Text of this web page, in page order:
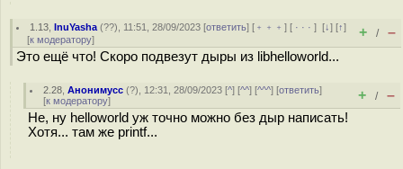
1.13 ,InuYasha (??), 11:51, 28/09/2023 [ответить] [ ﹢﹢﹢] [ · · ·][↓] [↑]
[к модератору] + / –
Это ещё что! Скоро подвезут дыры из libhelloworld...
2.28 ,Анонимусс (?), 12:31, 28/09/2023 [^] [^^] [^^^] [ответить]
[к модератору] + / –
Не, ну helloworld уж точно можно без дыр написать!
Хотя... там же printf...